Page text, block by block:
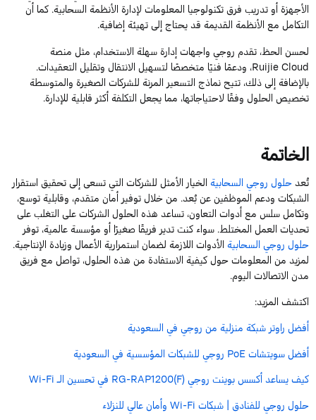
الأجهزة أو تدريب فرق تكنولوجيا المعلومات لإدارة الأنظمة السحابية. كما أن
التكامل مع الأنظمة القديمة قد يحتاج إلى تهيئة إضافية.
لحسن الحظ، تقدم روجي واجهات إدارة سهلة الاستخدام، مثل منصة
RuijieCloud ، ودعمًا فنيًا متخصصًا لتسهيل الانتقال وتقليل التعقيدات.
بالإضافة إلى ذلك، تتيح نماذج التسعير المرنة للشركات الصغيرة والمتوسطة
تخصيص الحلول وفقًا لاحتياجاتها، مما يجعل التكلفة أكثر قابلية للإدارة.
الخاتمة
تُعدحلول روجي السحابيةالخيار الأمثل للشركات التي تسعى إلى تحقيق استقرار
الشبكات ودعم الموظفين عن بُعد. من خلال توفير أمان متقدم، وقابلية توسع،
وتكامل سلس مع أدوات التعاون، تساعد هذه الحلول الشركات على التغلب على
تحديات العمل المختلط. سواء كنت تدير فريقًا صغيرًا أو مؤسسة عالمية، توفر
حلول روجي السحابيةالأدوات اللازمة لضمان استمرارية الأعمال وزيادة الإنتاجية.
لمزيد من المعلومات حول كيفية الاستفادة من هذه الحلول، تواصل مع فريق
مدن الاتصالات اليوم.
اكتشف المزيد:
أفضل راوتر شبكة منزلية من روجي في السعودية
أفضل سويتشات PoE روجي للشبكات المؤسسية في السعودية
كيف يساعد أكسس بوينت روجي RG-RAP1200(F) في تحسين الـ Wi-Fi
حلول روجي للفنادق | شبكات Wi-Fi وأمان عالي للنزلاء